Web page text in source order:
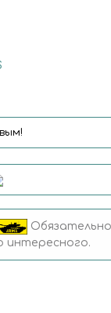
Обязательно
интересного.